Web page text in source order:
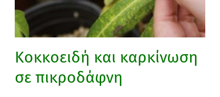
Κοκκοειδή και καρκίνωση
σε πικροδάφνη